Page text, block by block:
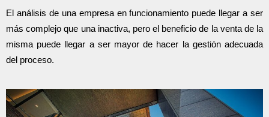
El análisis de una empresa en funcionamiento puede llegar a ser
más complejo que una inactiva, pero el beneficio de la venta de la
misma puede llegar a ser mayor de hacer la gestión adecuada
del proceso.